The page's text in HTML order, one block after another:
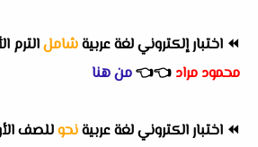
⏪ اختبار إلكتروني لغة عربيةشاملالترم
محمود مراد 👈
👈من هنا
⏪ اختبار الكتروني لغة عربيةنحوللصف